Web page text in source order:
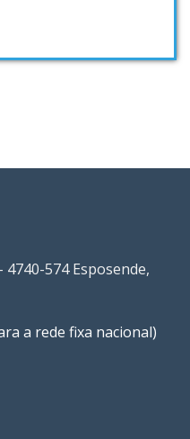
4740-574 Esposende,
a rede fixa nacional)